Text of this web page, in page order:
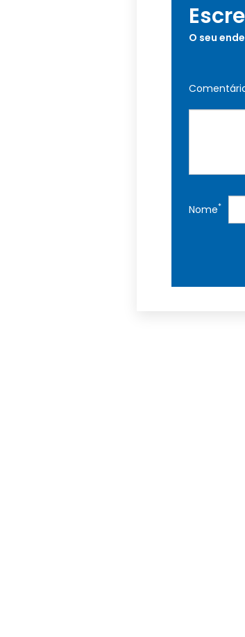
O seu
Nome*